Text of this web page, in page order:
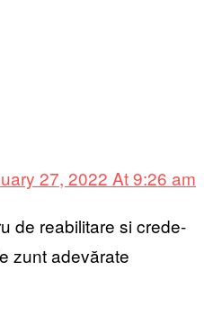
27, 2022 At 9:26 am
de reabilitare si crede-
zunt adevărate